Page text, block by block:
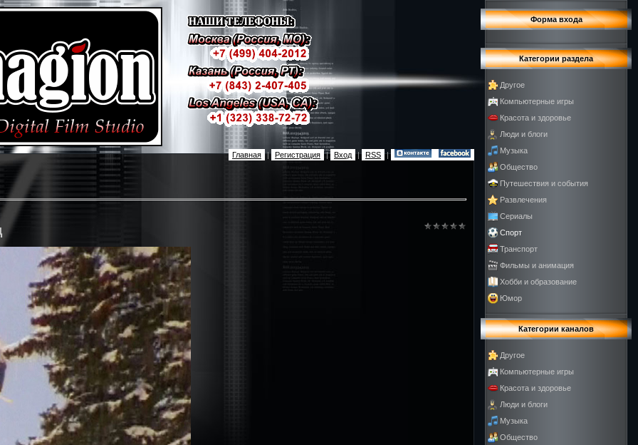
Главная | Регистрация | Вход | RSS |
Форма входа
Категории раздела
Другое
Компьютерные игры
Красота и здоровье
Люди и блоги
Музыка
Общество
Путешествия и события
Развлечения
Сериалы
Спорт
Транспорт
Фильмы и анимация
Хобби и образование
Юмор
Категории каналов
Другое
Компьютерные игры
Красота и здоровье
Люди и блоги
Музыка
Общество